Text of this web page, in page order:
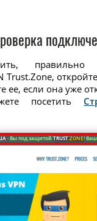
правильно
Trust.Zone, откройте
ее, если она уже
посетить
·Вы под защитойTRUST.ZONE! Ваш